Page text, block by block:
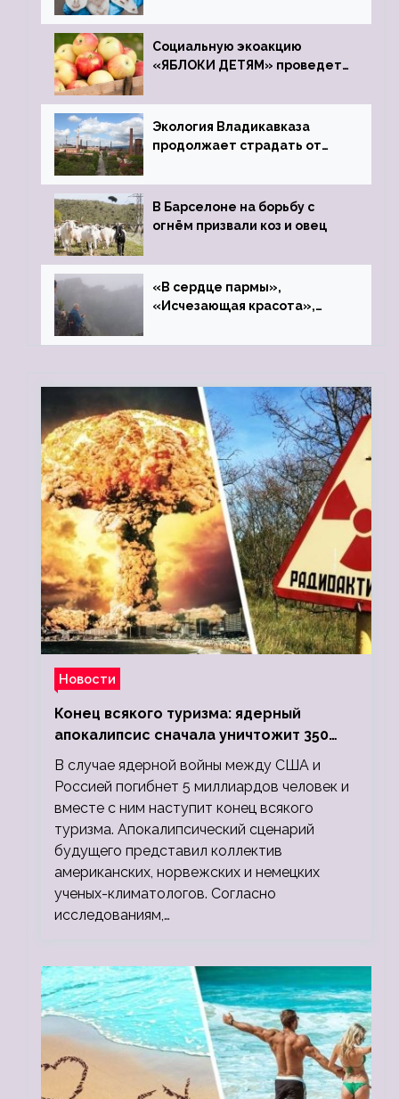
Социальную экоакцию
«ЯБЛОКИ ДЕТЯМ» проведет
Экология Владикавказа
продолжает страдать от
В Барселоне на борьбу с
огнём призвали коз и овец
«В сердце пармы»,
«Исчезающая красота»,
Новости
Конец всякого туризма: ядерный
апокалипсис сначала уничтожит 350
миллионов, а потом 5 миллиардов
людей
В случае ядерной войны между США и
Россией погибнет 5 миллиардов человек и
вместе с ним наступит конец всякого
туризма. Апокалипсический сценарий
будущего представил коллектив
американских, норвежских и немецких
ученых-климатологов. Согласно
исследованиям,…